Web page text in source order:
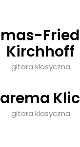
Kirchhoff
gitara klasyczna
gitara klasyczna